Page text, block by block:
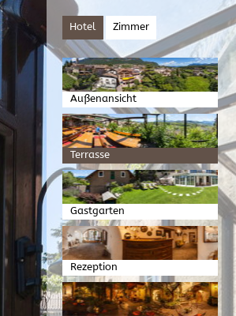
Hotel Zimmer
Außenansicht
Terrasse
Gastgarten
Rezeption